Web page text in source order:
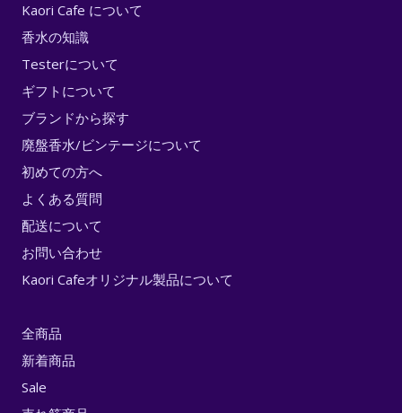
Kaori Cafe について
香水の知識
Testerについて
ギフトについて
ブランドから探す
廃盤香水/ビンテージについて
初めての方へ
よくある質問
配送について
お問い合わせ
Kaori Cafeオリジナル製品について
全商品
新着商品
Sale